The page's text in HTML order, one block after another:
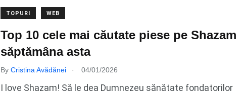
TOPURI WEB
Top 10 cele mai căutate piese pe Shazam
săptămâna asta
By Cristina Avădănei 04/01/2026
I love Shazam! Să le dea Dumnezeu sănătate fondatorilor